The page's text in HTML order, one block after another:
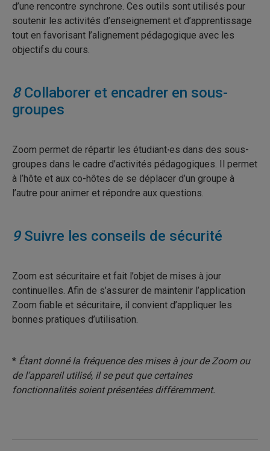
d’une rencontre synchrone. Ces outils sont utilisés pour
soutenir les activités d’enseignement et d’apprentissage
tout en favorisant l’alignement pédagogique avec les
objectifs du cours.
8Collaborer et encadrer en sous-
groupes
Zoom permet de répartir les étudiant∙es dans des sous-
groupes dans le cadre d’activités pédagogiques. Il permet
à l’hôte et aux co-hôtes de se déplacer d’un groupe à
l’autre pour animer et répondre aux questions.
9Suivre les conseils de sécurité
Zoom est sécuritaire et fait l’objet de mises à jour
continuelles. Afin de s’assurer de maintenir l’application
Zoom fiable et sécuritaire, il convient d’appliquer les
bonnes pratiques d’utilisation.
* Étant donné la fréquence des mises à jour de Zoom ou
de l’appareil utilisé, il se peut que certaines
fonctionnalités soient présentées différemment.